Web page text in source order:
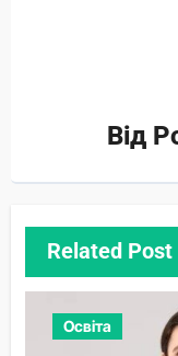
Від
Related Post
Освіта